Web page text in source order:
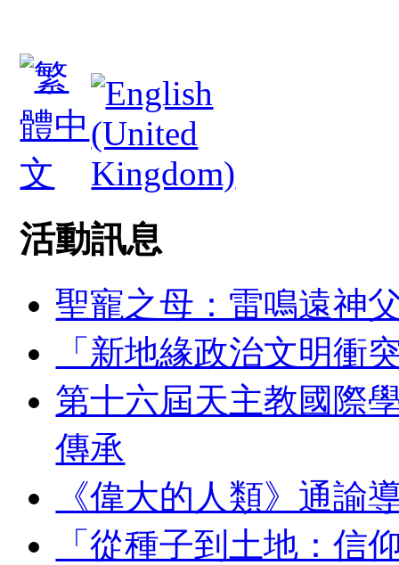
活動訊息
聖寵之母：雷鳴遠神
「新地緣政治文明衝
第十六屆天主教國際
傳承
《偉大的人類》通諭
「從種子到土地：信